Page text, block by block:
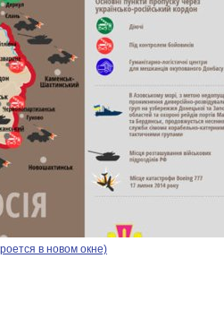
в новом окне)